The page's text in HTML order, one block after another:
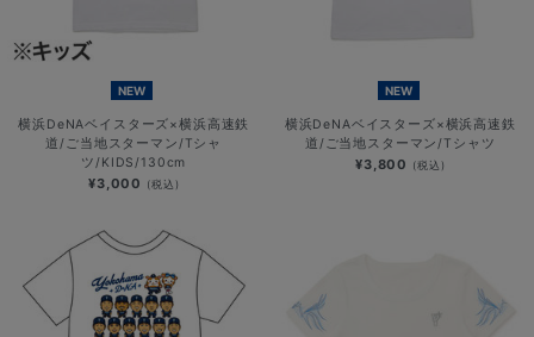
NEW
横浜DeNAベイスターズ×横浜高速鉄
道/ご当地スターマン/Tシャ
ツ/KIDS/130cm
¥3,000 (税込)
NEW
横浜DeNAベイスターズ×横浜高速鉄
道/ご当地スターマン/Tシャツ
¥3,800 (税込)